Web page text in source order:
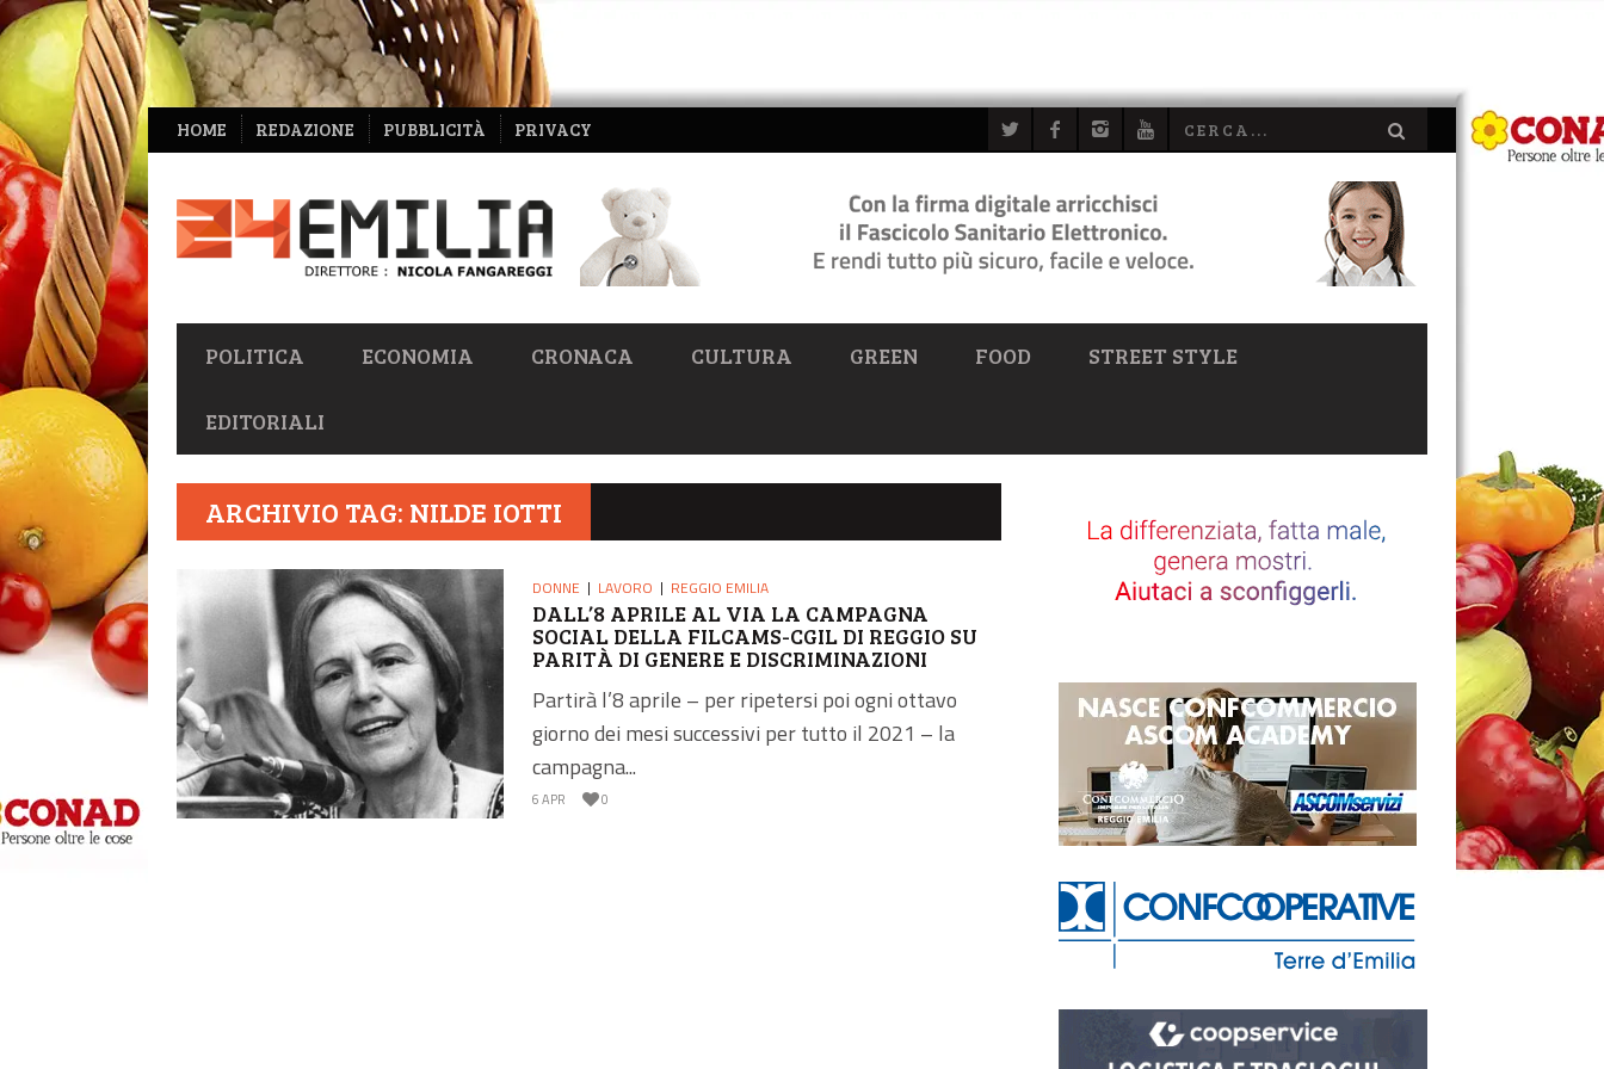
NAVIGAZIONE
SECONDARIA
HOME REDAZIONE PUBBLICITÀ PRIVACY
NAVIGAZIONE
PRIMARIA
POLITICA ECONOMIA CRONACA CULTURA GREEN FOOD STREET STYLE
EDITORIALI
ARCHIVIO TAG: NILDE IOTTI
DONNE LAVORO REGGIO EMILIA
DALL’8 APRILE AL VIA LA CAMPAGNA
SOCIAL DELLA FILCAMS-CGIL DI REGGIO SU
PARITÀ DI GENERE E DISCRIMINAZIONI
Partirà l’8 aprile – per ripetersi poi ogni ottavo
giorno dei mesi successivi per tutto il 2021 – la
campagna...
6 APR 0